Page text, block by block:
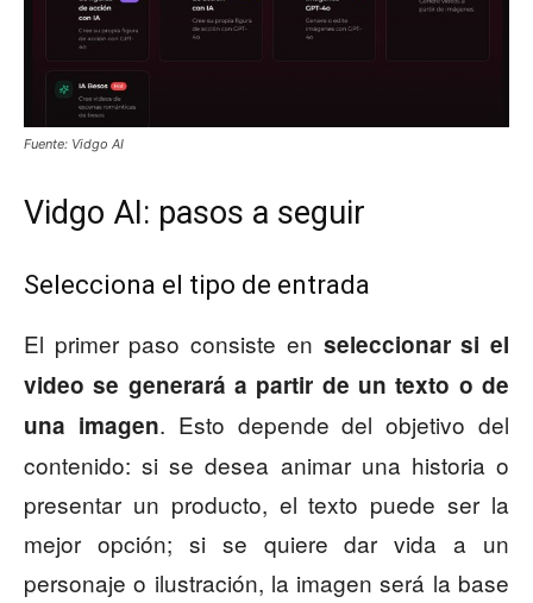
Fuente: Vidgo AI
Vidgo AI: pasos a seguir
Selecciona el tipo de entrada
El primer paso consiste en seleccionar si el
video se generará a partir de un texto o de
una imagen. Esto depende del objetivo del
contenido: si se desea animar una historia o
presentar un producto, el texto puede ser la
mejor opción; si se quiere dar vida a un
personaje o ilustración, la imagen será la base